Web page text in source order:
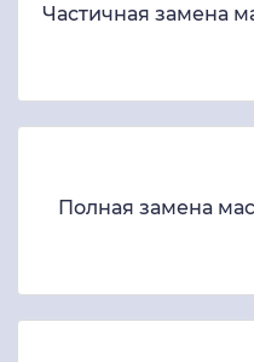
Частичная замена
Полная замена